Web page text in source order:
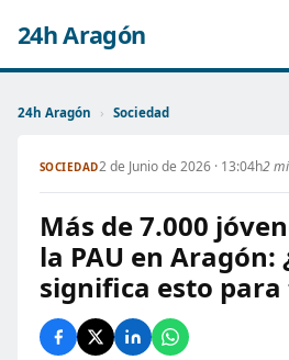
24h Aragón
24h Aragón › Sociedad
SOCIEDAD2 de Junio de 2026 · 13:04h2
Más de 7.000
la PAU en Aragón:
significa esto